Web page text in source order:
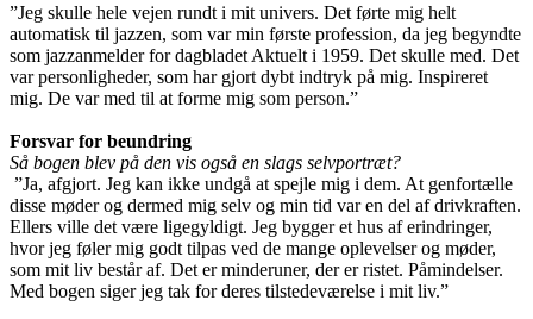
”Jeg skulle hele vejen rundt i mit univers. Det førte mig helt
automatisk til jazzen, som var min første profession, da jeg begyndte
som jazzanmelder for dagbladet Aktuelt i 1959. Det skulle med. Det
var personligheder, som har gjort dybt indtryk på mig. Inspireret
mig. De var med til at forme mig som person.”
Forsvar for beundring
Så bogen blev på den vis også en slags selvportræt?
”Ja, afgjort. Jeg kan ikke undgå at spejle mig i dem. At genfortælle
disse møder og dermed mig selv og min tid var en del af drivkraften.
Ellers ville det være ligegyldigt. Jeg bygger et hus af erindringer,
hvor jeg føler mig godt tilpas ved de mange oplevelser og møder,
som mit liv består af. Det er minderuner, der er ristet. Påmindelser.
Med bogen siger jeg tak for deres tilstedeværelse i mit liv.”